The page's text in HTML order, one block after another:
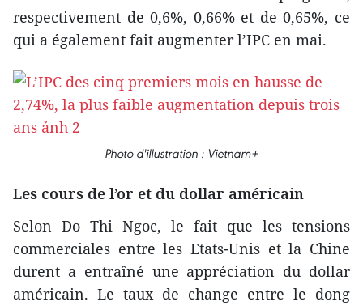
respectivement de 0,6%, 0,66% et de 0,65%, ce
qui a également fait augmenter l’IPC en mai.
Photo d'illustration : Vietnam+
Les cours de l’or et du dollar américain
Selon Do Thi Ngoc, le fait que les tensions
commerciales entre les Etats-Unis et la Chine
durent a entraîné une appréciation du dollar
américain. Le taux de change entre le dong